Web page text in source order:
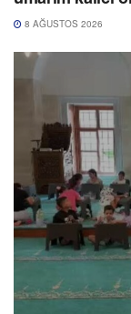
8 AĞUSTOS 2026